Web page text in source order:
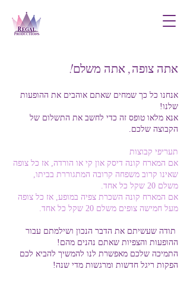
אתה צופה, אתה משלם!
אנחנו כל כך שמחים שאתם אוהבים את ההופעות
שלנו!
אנא מלאו טופס זה כדי לחשב את התשלום של
הקבוצה שלכם.
תעריפי קבוצות
אם המארח קונה דיסק און קי או הורדה, אז כל צופה
שאינו קרוב משפחה קרובה המתגוררת בביתו,
משלם 20 שקל כל אחד.
אם המארח קונה השכרת צפיה במופע, אז כל צופה
מעל חמישה צופים משלם 20 שקל כל אחד.
תודה שעשיתם את הדבר הנכון ושילמתם עבור
ההופעות והצפיות שאתם נהנים מהם!
התמיכה שלכם מאפשרת לנו להמשיך להביא לכם
הפקות ריגל חדשות ומרגשות מדי שנה!